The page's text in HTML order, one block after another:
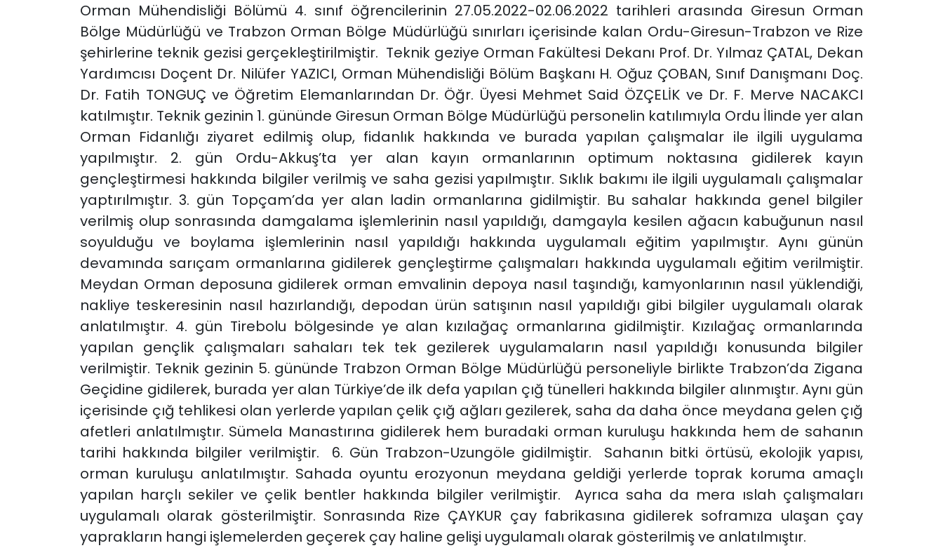
Orman Mühendisliği Bölümü 4. sınıf öğrencilerinin 27.05.2022-02.06.2022 tarihleri arasında Giresun Orman
Bölge Müdürlüğü ve Trabzon Orman Bölge Müdürlüğü sınırları içerisinde kalan Ordu-Giresun-Trabzon ve Rize
şehirlerine teknik gezisi gerçekleştirilmiştir. Teknik geziye Orman Fakültesi Dekanı Prof. Dr. Yılmaz ÇATAL, Dekan
Yardımcısı Doçent Dr. Nilüfer YAZICI, Orman Mühendisliği Bölüm Başkanı H. Oğuz ÇOBAN, Sınıf Danışmanı Doç.
Dr. Fatih TONGUÇ ve Öğretim Elemanlarından Dr. Öğr. Üyesi Mehmet Said ÖZÇELİK ve Dr. F. Merve NACAKCI
katılmıştır. Teknik gezinin 1. gününde Giresun Orman Bölge Müdürlüğü personelin katılımıyla Ordu İlinde yer alan
Orman Fidanlığı ziyaret edilmiş olup, fidanlık hakkında ve burada yapılan çalışmalar ile ilgili uygulama
yapılmıştır. 2. gün Ordu-Akkuş’ta yer alan kayın ormanlarının optimum noktasına gidilerek kayın
gençleştirmesi hakkında bilgiler verilmiş ve saha gezisi yapılmıştır. Sıklık bakımı ile ilgili uygulamalı çalışmalar
yaptırılmıştır. 3. gün Topçam’da yer alan ladin ormanlarına gidilmiştir. Bu sahalar hakkında genel bilgiler
verilmiş olup sonrasında damgalama işlemlerinin nasıl yapıldığı, damgayla kesilen ağacın kabuğunun nasıl
soyulduğu ve boylama işlemlerinin nasıl yapıldığı hakkında uygulamalı eğitim yapılmıştır. Aynı günün
devamında sarıçam ormanlarına gidilerek gençleştirme çalışmaları hakkında uygulamalı eğitim verilmiştir.
Meydan Orman deposuna gidilerek orman emvalinin depoya nasıl taşındığı, kamyonlarının nasıl yüklendiği,
nakliye teskeresinin nasıl hazırlandığı, depodan ürün satışının nasıl yapıldığı gibi bilgiler uygulamalı olarak
anlatılmıştır. 4. gün Tirebolu bölgesinde ye alan kızılağaç ormanlarına gidilmiştir. Kızılağaç ormanlarında
yapılan gençlik çalışmaları sahaları tek tek gezilerek uygulamaların nasıl yapıldığı konusunda bilgiler
verilmiştir. Teknik gezinin 5. gününde Trabzon Orman Bölge Müdürlüğü personeliyle birlikte Trabzon’da Zigana
Geçidine gidilerek, burada yer alan Türkiye’de ilk defa yapılan çığ tünelleri hakkında bilgiler alınmıştır. Aynı gün
içerisinde çığ tehlikesi olan yerlerde yapılan çelik çığ ağları gezilerek, saha da daha önce meydana gelen çığ
afetleri anlatılmıştır. Sümela Manastırına gidilerek hem buradaki orman kuruluşu hakkında hem de sahanın
tarihi hakkında bilgiler verilmiştir. 6. Gün Trabzon-Uzungöle gidilmiştir. Sahanın bitki örtüsü, ekolojik yapısı,
orman kuruluşu anlatılmıştır. Sahada oyuntu erozyonun meydana geldiği yerlerde toprak koruma amaçlı
yapılan harçlı sekiler ve çelik bentler hakkında bilgiler verilmiştir. Ayrıca saha da mera ıslah çalışmaları
uygulamalı olarak gösterilmiştir. Sonrasında Rize ÇAYKUR çay fabrikasına gidilerek soframıza ulaşan çay
yaprakların hangi işlemelerden geçerek çay haline gelişi uygulamalı olarak gösterilmiş ve anlatılmıştır.